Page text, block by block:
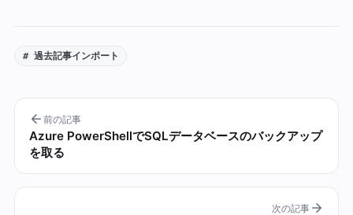
# 過去記事インポート
前の記事
Azure PowerShellでSQLデータベースのバックアップ
を取る
次の記事